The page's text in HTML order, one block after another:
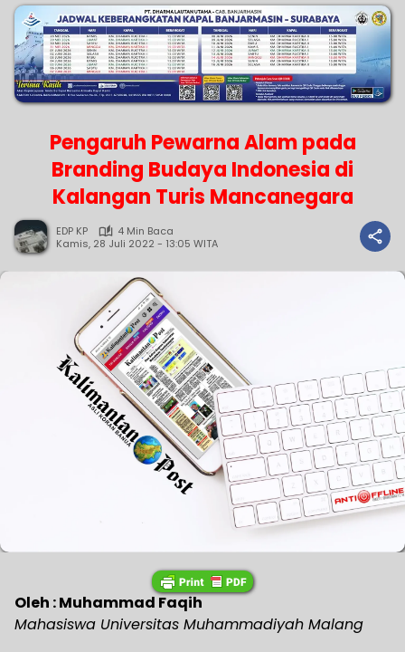
Pengaruh Pewarna Alam pada
Branding Budaya Indonesia di
Kalangan Turis Mancanegara
EDP KP
4 Min Baca
Kamis, 28 Juli 2022 - 13:05 WITA
Oleh : Muhammad Faqih
Mahasiswa Universitas Muhammadiyah Malang